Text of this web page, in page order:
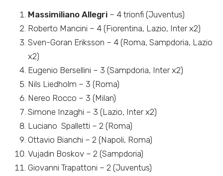
Massimiliano Allegri – 4 trionfi (Juventus)
Roberto Mancini – 4 (Fiorentina, Lazio, Inter x2)
Sven-Goran Eriksson – 4 (Roma, Sampdoria, Lazio
x2)
Eugenio Bersellini – 3 (Sampdoria, Inter x2)
Nils Liedholm – 3 (Roma)
Nereo Rocco – 3 (Milan)
Simone Inzaghi – 3 (Lazio, Inter x2)
Luciano Spalletti – 2 (Roma)
Ottavio Bianchi – 2 (Napoli, Roma)
Vujadin Boskov – 2 (Sampdoria)
Giovanni Trapattoni – 2 (Juventus)